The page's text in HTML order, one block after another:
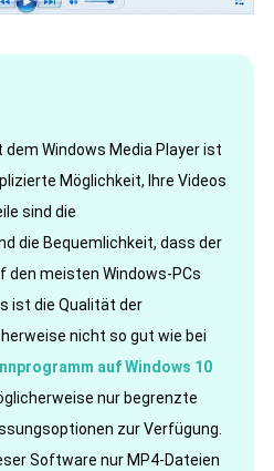
dem Windows Media Player ist
Möglichkeit, Ihre Videos
sind die
die Bequemlichkeit, dass der
den meisten Windows-PCs
ist die Qualität der
nicht so gut wie bei
auf Windows 10
nur begrenzte
zur Verfügung.
Software nur MP4-Dateien